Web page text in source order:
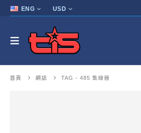
ENG USD
首頁 網誌 TAG - 485 集線器